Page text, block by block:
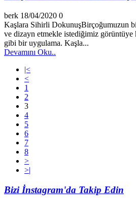
berk 18/04/2020 0
Kaşlara Sihirli DokunuşBirçoğumuzun
ve dizayn etmekle istediğimiz görüntüye
gibi bir uygulama. Kaşla...
Devamını Oku..
|<
<
1
2
3
4
5
6
7
8
>
>|
Bizi İnstagram'da Takip Edin